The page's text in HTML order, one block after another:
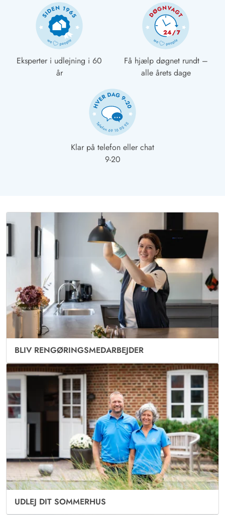
Eksperter i udlejning i 60
år
Få hjælp døgnet rundt –
alle årets dage
Klar på telefon eller chat
9-20
BLIV RENGØRINGSMEDARBEJDER
UDLEJ DIT SOMMERHUS